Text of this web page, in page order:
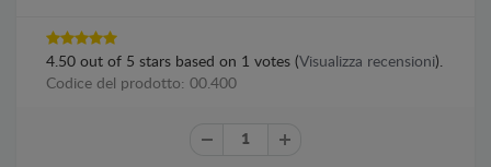
4.50 out of 5 stars based on 1 votes (Visualizza recensioni).
Codice del prodotto: 00.400